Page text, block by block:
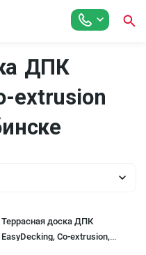
ДПК
extrusion
Террасная доска ДПК
EasyDecking, Co-extrusion,